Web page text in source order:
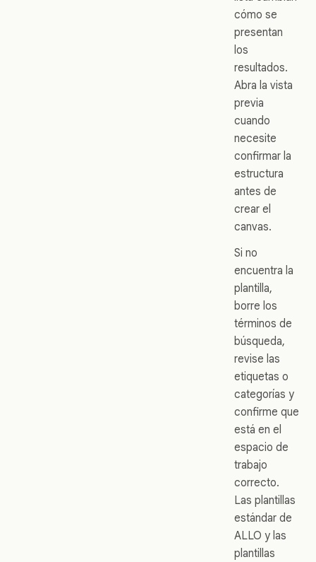
cómo se
presentan
los
resultados.
Abra la vista
previa
cuando
necesite
confirmar la
estructura
antes de
crear el
canvas.
Si no
encuentra la
plantilla,
borre los
términos de
búsqueda,
revise las
etiquetas o
categorías y
confirme que
está en el
espacio de
trabajo
correcto.
Las plantillas
estándar de
ALLO y las
plantillas